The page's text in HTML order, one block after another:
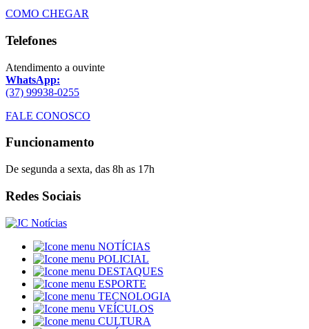
COMO CHEGAR
Telefones
Atendimento a ouvinte
WhatsApp:
(37) 99938-0255
FALE CONOSCO
Funcionamento
De segunda a sexta, das 8h as 17h
Redes Sociais
NOTÍCIAS
POLICIAL
DESTAQUES
ESPORTE
TECNOLOGIA
VEÍCULOS
CULTURA